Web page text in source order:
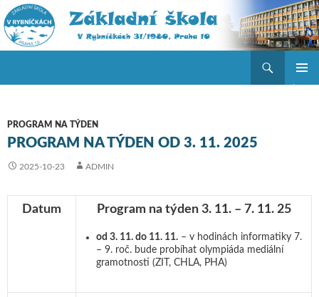
PROGRAM NA TÝDEN
PROGRAM NA TÝDEN OD 3. 11. 2025
2025-10-23 ADMIN
Datum Program na týden 3. 11. – 7. 11. 25
od 3. 11. do 11. 11. – v hodinách informatiky 7.
– 9. roč. bude probíhat olympiáda mediální
gramotnosti (ZIT, CHLA, PHA)